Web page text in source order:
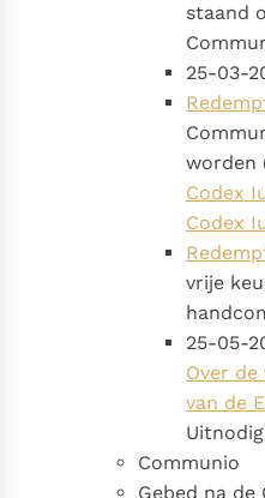
staand
25-03-
worden
Codex
Codex
vrije
25-05-
Over
van de
Communio
Gebed na de